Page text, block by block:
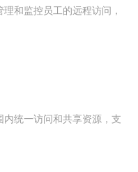
和监控员工的远程访问，
统一访问和共享资源，支